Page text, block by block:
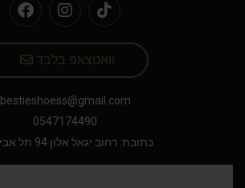
וואטצאפ בלבד
bestieshoess@gmail.com
0547174490
כתובת: רחוב יגאל אלון 94 תל אביב יפו